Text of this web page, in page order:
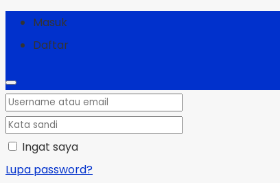
Masuk
Daftar
Ingat saya
Lupa password?